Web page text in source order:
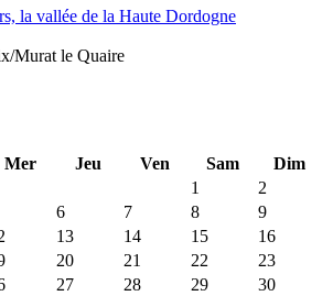
la vallée de la Haute Dordogne
Murat le Quaire
Mer Jeu Ven Sam
Dim
1
2
6 7 8
9
13 14 15
16
20 21 22
23
27 28 29
30